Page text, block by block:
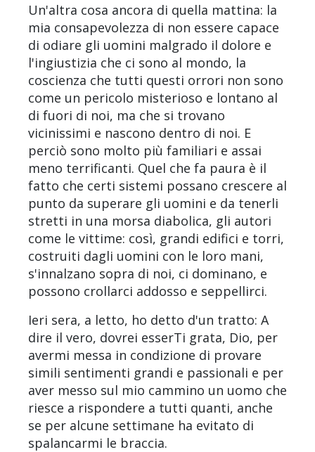
Un'altra cosa ancora di quella mattina: la
mia consapevolezza di non essere capace
di odiare gli uomini malgrado il dolore e
l'ingiustizia che ci sono al mondo, la
coscienza che tutti questi orrori non sono
come un pericolo misterioso e lontano al
di fuori di noi, ma che si trovano
vicinissimi e nascono dentro di noi. E
perciò sono molto più familiari e assai
meno terrificanti. Quel che fa paura è il
fatto che certi sistemi possano crescere al
punto da superare gli uomini e da tenerli
stretti in una morsa diabolica, gli autori
come le vittime: così, grandi edifici e torri,
costruiti dagli uomini con le loro mani,
s'innalzano sopra di noi, ci dominano, e
possono crollarci addosso e seppellirci.
Ieri sera, a letto, ho detto d'un tratto: A
dire il vero, dovrei esserTi grata, Dio, per
avermi messa in condizione di provare
simili sentimenti grandi e passionali e per
aver messo sul mio cammino un uomo che
riesce a rispondere a tutti quanti, anche
se per alcune settimane ha evitato di
spalancarmi le braccia.